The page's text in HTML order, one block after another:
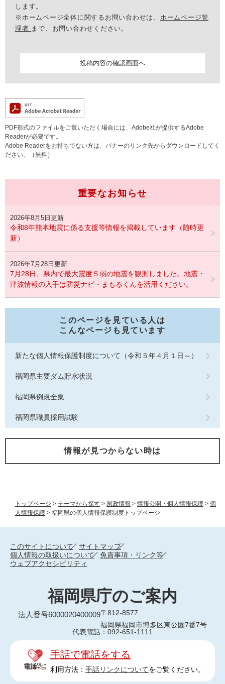
トップページ > テーマから探す > 県政情報 >情報公開・個人情報保護 > 個
人情報保護 > 福岡県の個人情報保護制度トップページ
します。
※ホームページ全体に関するお問い合わせは、 ホームページ管
理者 まで、お問い合わせください。
PDF形式のファイルをご覧いただく場合には、Adobe社が提供するAdobe
Readerが必要です。
Adobe Readerをお持ちでない方は、バナーのリンク先からダウンロードしてく
ださい。（無料）
重要なお知らせ
2026年8月5日更新
令和8年熊本地震に係る支援等情報を掲載しています（随時更
新）
2026年7月28日更新
7月28日、県内で最大震度５弱の地震を観測しました。地震・
津波情報の入手は防災ナビ・まもるくんを活用ください。
このページを見ている人は
こんなページも見ています
新たな個人情報保護制度について（令和５年４月１日～）
福岡県主要ダム貯水状況
福岡県例規全集
福岡県職員採用試験
情報が見つからない時は
このサイトについて
サイトマップ
個人情報の取扱いについて
免責事項・リンク等
ウェブアクセシビリティ
福岡県庁のご案内
法人番号6000020400009〒812-8577
福岡県福岡市博多区東公園7番7号
代表電話：092-651-1111
手話で電話をする
利用方法： 手話リンクについてをご覧ください。